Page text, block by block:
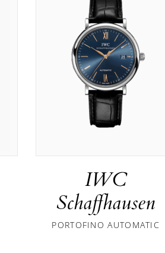
IWC
Schaffhausen
PORTOFINO AUTOMATIC